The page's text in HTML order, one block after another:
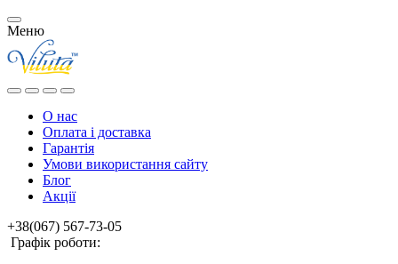
Меню
О нас
Оплата і доставка
Гарантія
Умови використання сайту
Блог
Акції
+38(067) 567-73-05
Графік роботи: